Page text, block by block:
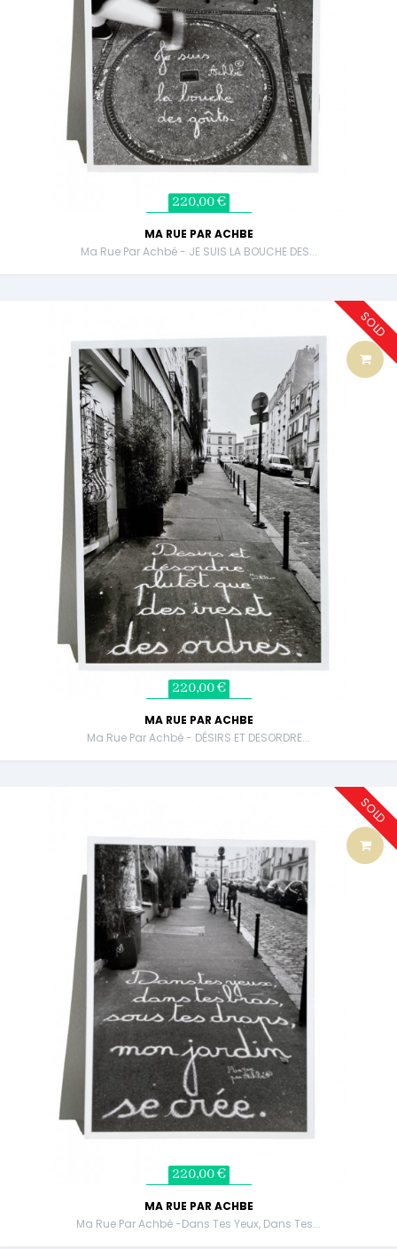
220,00 €
MA RUE PAR ACHBE
Ma Rue Par Achbé - JE SUIS LA BOUCHE DES...
SOLD
220,00 €
MA RUE PAR ACHBE
Ma Rue Par Achbé - DÉSIRS ET DESORDRE...
SOLD
220,00 €
MA RUE PAR ACHBE
Ma Rue Par Achbé -Dans Tes Yeux, Dans Tes...